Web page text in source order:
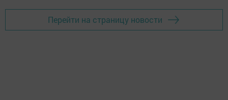
Перейти на страницу новости